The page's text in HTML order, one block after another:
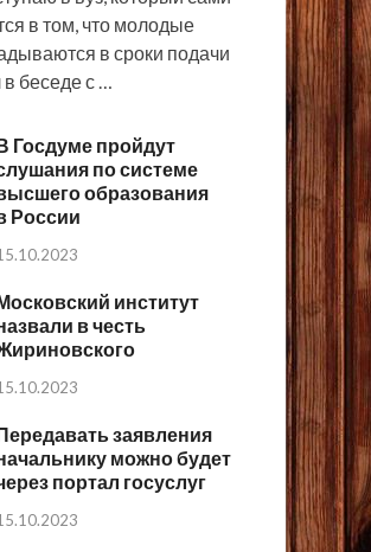
в том, что молодые
в сроки подачи
в беседе с …
Госдуме пройдут
по системе
образования
России
институт
в честь
заявления
можно будет
портал госуслуг